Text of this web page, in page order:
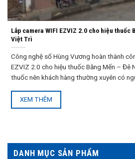
Lắp camera WIFI EZVIZ 2.0 cho hiệu thuốc
Việt Trì
Công nghệ số Hùng Vương hoàn thành
EZVIZ 2.0 cho hiệu thuốc Bằng Mến – Đê
thuốc nên khách hàng thường xuyên có
XEM THÊM
DANH MỤC SẢN PHẨM